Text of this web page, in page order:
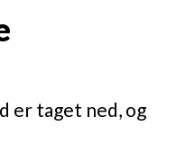
er taget ned, og